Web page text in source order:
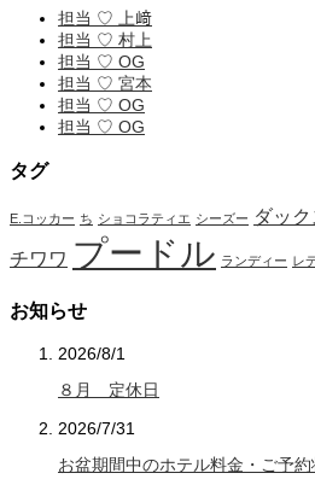
担当 ♡ 上﨑
担当 ♡ 村上
担当 ♡ OG
担当 ♡ 宮本
担当 ♡ OG
担当 ♡ OG
タグ
E.コッカー ち ショコラティエ シーズー ダック
チワワ プードル ランディー レ
お知らせ
2026/8/1
８月 定休日
2026/7/31
お盆期間中のホテル料金・ご予